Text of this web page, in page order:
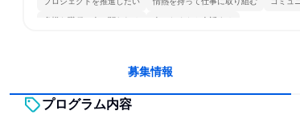
多様な職種の人と関われる 人とたくさん会話する
募集情報
プログラム内容